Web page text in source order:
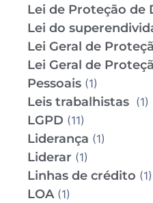
Lei de Proteção de
Lei do
Lei Geral de
Lei Geral de
Pessoais (1)
Leis trabalhistas (1)
LGPD (11)
Liderança (1)
Liderar (1)
Linhas de crédito (1)
LOA(1)